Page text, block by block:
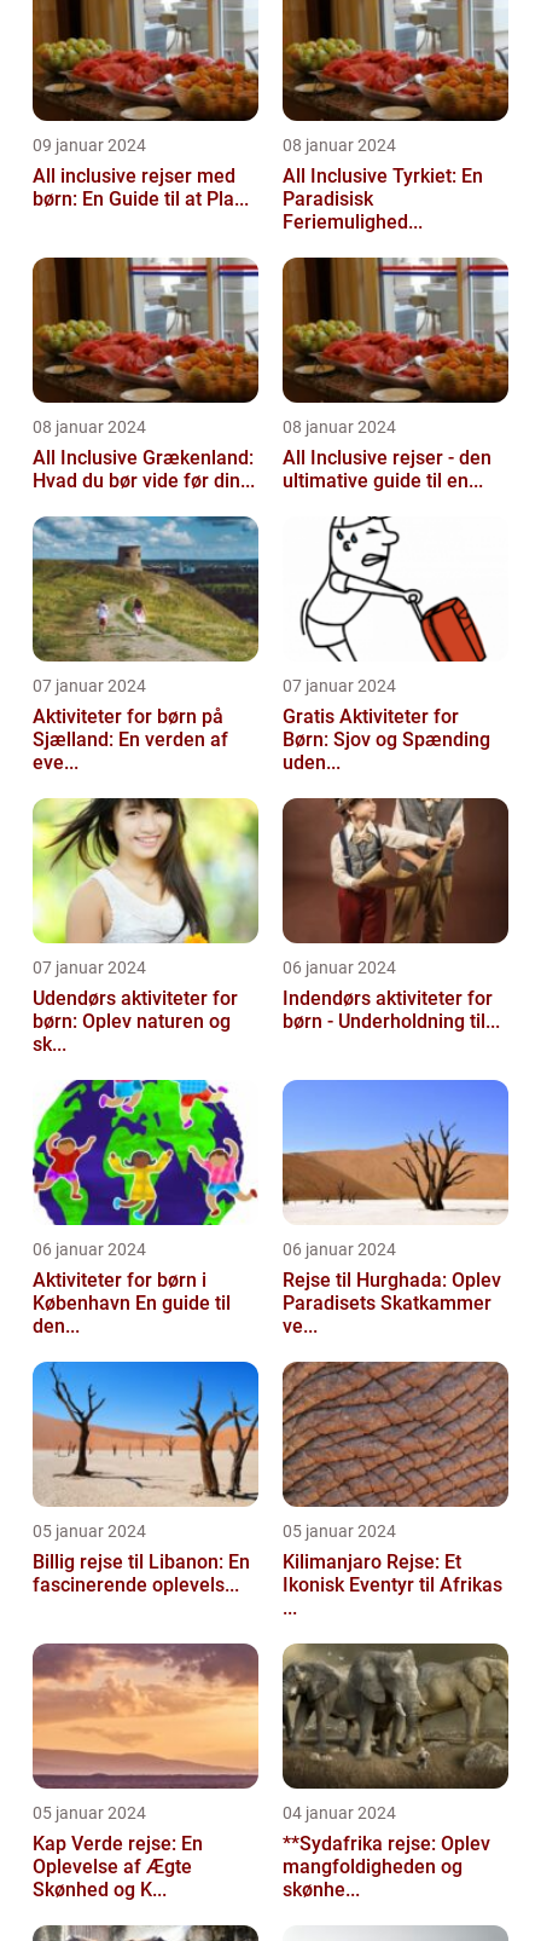
09 januar 2024
All inclusive rejser med
børn: En Guide til at Pla...
08 januar 2024
All Inclusive Tyrkiet: En
Paradisisk
Feriemulighed...
08 januar 2024
All Inclusive Grækenland:
Hvad du bør vide før din...
08 januar 2024
All Inclusive rejser - den
ultimative guide til en...
07 januar 2024
Aktiviteter for børn på
Sjælland: En verden af
eve...
07 januar 2024
Gratis Aktiviteter for
Børn: Sjov og Spænding
uden...
07 januar 2024
Udendørs aktiviteter for
børn: Oplev naturen og
sk...
06 januar 2024
Indendørs aktiviteter for
børn - Underholdning til...
06 januar 2024
Aktiviteter for børn i
København En guide til
den...
06 januar 2024
Rejse til Hurghada: Oplev
Paradisets Skatkammer
ve...
05 januar 2024
Billig rejse til Libanon: En
fascinerende oplevels...
05 januar 2024
Kilimanjaro Rejse: Et
Ikonisk Eventyr til Afrikas
...
05 januar 2024
Kap Verde rejse: En
Oplevelse af Ægte
Skønhed og K...
04 januar 2024
**Sydafrika rejse: Oplev
mangfoldigheden og
skønhe...